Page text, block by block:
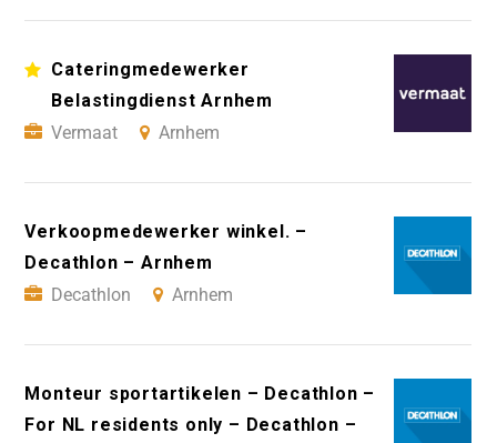
Cateringmedewerker
Belastingdienst Arnhem
Vermaat
Arnhem
Verkoopmedewerker winkel. –
Decathlon – Arnhem
Decathlon
Arnhem
Monteur sportartikelen – Decathlon –
For NL residents only – Decathlon –